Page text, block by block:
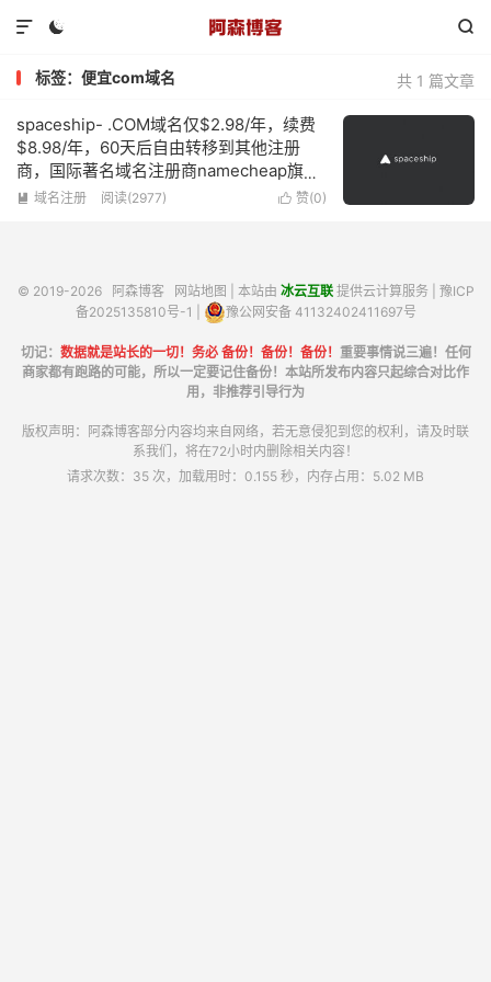
 

共 1 篇文章
标签：便宜com域名
spaceship- .COM域名仅$2.98/年，续费
$8.98/年，60天后自由转移到其他注册
商，国际著名域名注册商namecheap旗下
的子品牌
 赞(0)
 域名注册 阅读(2977)
© 2019-2026 阿森博客 网站地图 | 本站由 冰云互联提供云计算服务 | 豫ICP
备2025135810号-1
豫公网安备 41132402411697号
切记： 数据就是站长的一切！务必 备份！备份！备份！ 重要事情说三遍！任何
商家都有跑路的可能，所以一定要记住备份！本站所发布内容只起综合对比作
用，非推荐引导行为
版权声明：阿森博客部分内容均来自网络，若无意侵犯到您的权利，请及时联
系我们，将在72小时内删除相关内容！
请求次数：35 次，加载用时：0.155 秒，内存占用：5.02 MB